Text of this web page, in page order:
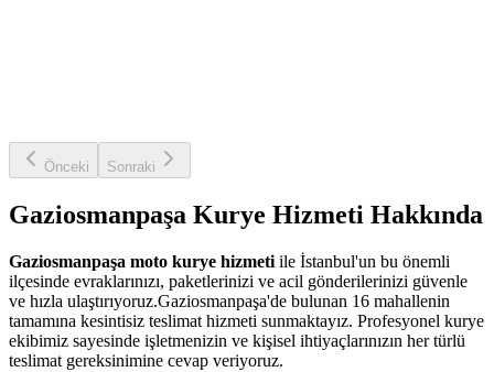
Önceki Sonraki
Gaziosmanpaşa Kurye Hizmeti Hakkında
Gaziosmanpaşa moto kurye hizmeti ile İstanbul'un bu önemli
ilçesinde evraklarınızı, paketlerinizi ve acil gönderilerinizi güvenle
ve hızla ulaştırıyoruz.Gaziosmanpaşa'de bulunan 16 mahallenin
tamamına kesintisiz teslimat hizmeti sunmaktayız. Profesyonel kurye
ekibimiz sayesinde işletmenizin ve kişisel ihtiyaçlarınızın her türlü
teslimat gereksinimine cevap veriyoruz.